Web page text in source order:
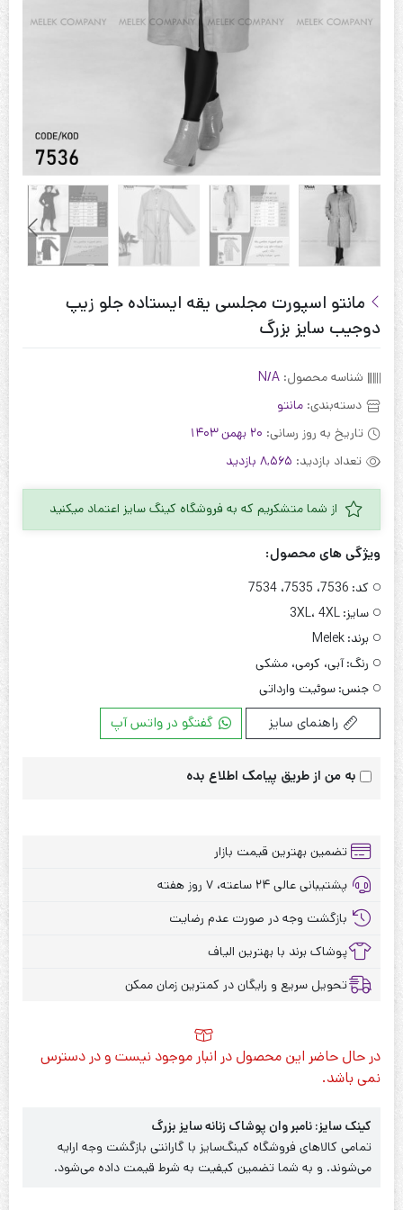
مانتو اسپورت مجلسی یقه ایستاده جلو زیپ
دوجیب سایز بزرگ
شناسه محصول: N/A
دسته‌بندی: مانتو
تاریخ به روز رسانی: 20 بهمن 1403
تعداد بازدید: 8,565 بازدید
از شما متشکریم که به فروشگاه کینگ سایز اعتماد میکنید
ویژگی های محصول:
کد: 7536، 7535، 7534
سایز: 3XL، 4XL
برند: Melek
رنگ: آبی، کرمی، مشکی
جنس: سوئیت وارداتی
راهنمای سایز گفتگو در واتس آپ
به من از طریق پیامک اطلاع بده
تضمین بهترین قیمت بازار
پشتیبانی عالی ۲۴ ساعته، ۷ روز هفته
بازگشت وجه در صورت عدم رضایت
پوشاک برند با بهترین الیاف
تحویل سریع و رایگان در کمترین زمان ممکن
در حال حاضر این محصول در انبار موجود نیست و در دسترس
نمی باشد.
کینک سایز: نامبر وان پوشاک زنانه سایز بزرگ
تمامی کالاهای فروشگاه کینگ‌سایز با گارانتی بازگشت وجه ارایه
می‌شوند. و به شما تضمین کیفیت به شرط قیمت داده می‌شود.